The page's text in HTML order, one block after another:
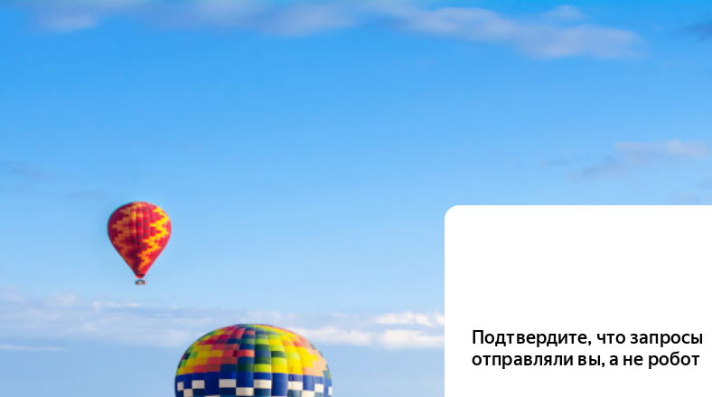
Подтвердите, что запросы
отправляли вы, а не робот